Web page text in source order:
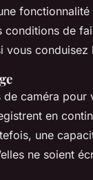
conditions de
vous
caméra pour
en
une
ne soient